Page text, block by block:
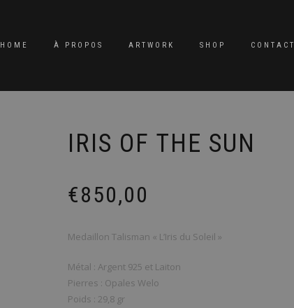
HOME À PROPOS ARTWORK SHOP CONTACT
IRIS OF THE SUN
€850,00
Medaillon Talisman « L’Iris du Soleil »
Métal : Argent 925 et Laiton
Pierres : Opales Welo
Poids : 29,8 gr